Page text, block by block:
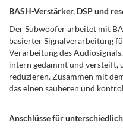
BASH-Verstärker, DSP und
Der Subwoofer arbeitet mit
basierter Signalverarbeitung
Verarbeitung des
intern gedämmt und versteift,
reduzieren. Zusammen mit
das einen sauberen und
Anschlüsse für